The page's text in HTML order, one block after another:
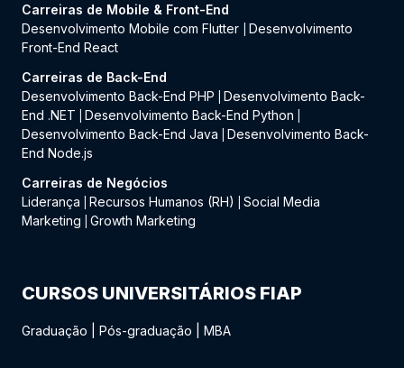
Carreiras de Mobile & Front-End
Desenvolvimento Mobile com Flutter
Desenvolvimento
Front-End React
Carreiras de Back-End
Desenvolvimento Back-End PHP
Desenvolvimento Back-
End .NET
Desenvolvimento Back-End Python
Desenvolvimento Back-End Java
Desenvolvimento Back-
End Node.js
Carreiras de Negócios
Liderança
Recursos Humanos (RH)
Social Media
Marketing
Growth Marketing
CURSOS UNIVERSITÁRIOS FIAP
Graduação Pós-graduação MBA